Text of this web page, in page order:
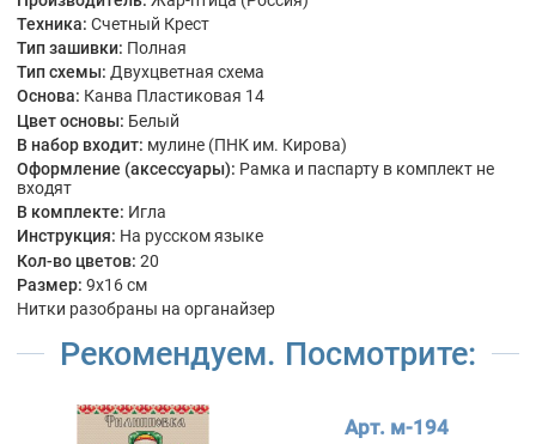
Техника: Счетный Крест
Тип зашивки: Полная
Тип схемы: Двухцветная схема
Основа: Канва Пластиковая 14
Цвет основы: Белый
В набор входит: мулине (ПНК им. Кирова)
Оформление (аксессуары): Рамка и паспарту в комплект не
входят
В комплекте: Игла
Инструкция: На русском языке
Кол-во цветов: 20
Размер: 9x16 см
Нитки разобраны на органайзер
Рекомендуем. Посмотрите:
Арт. м-194